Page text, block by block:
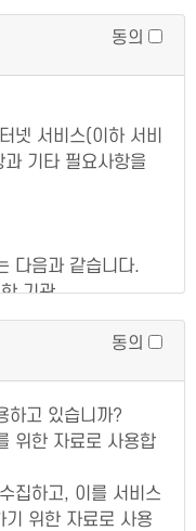
동의
넷 서비스(이하 서비
기타 필요사항을
다음과 같습니다.
기관
관에 동의하여 본
사이트 가 제공하는
용자
리자 계정을 부여받
동의
하고 있습니까?
위한 자료로 사용합
집하고, 이를 서비스
위한 자료로 사용